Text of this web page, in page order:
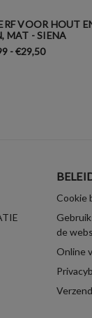
VOOR HOUT
MAT - SIENA
- €29,50
Cookie
de
Online